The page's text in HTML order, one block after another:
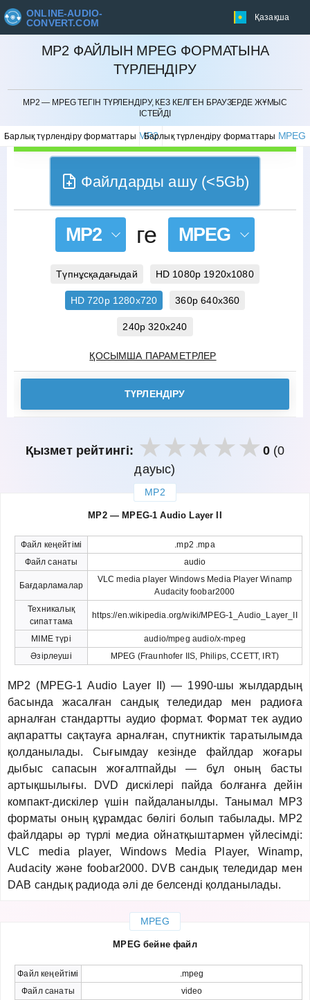
ONLINE-AUDIO-
CONVERT.COM
Қазақша
MP2 ФАЙЛЫН MPEG ФОРМАТЫНА
ТҮРЛЕНДІРУ
MP2 — MPEG ТЕГІН ТҮРЛЕНДІРУ, КЕЗ КЕЛГЕН БРАУЗЕРДЕ ЖҰМЫС
ІСТЕЙДІ
Барлық түрлендіру форматтары MP2
Барлық түрлендіру форматтары MPEG
Файлдарды ашу (<5Gb)
MP2 ге MPEG
Түпнұсқадағыдай HD 1080p 1920x1080
HD 720p 1280x720 360p 640x360
240p 320x240
ҚОСЫМША ПАРАМЕТРЛЕР
ТҮРЛЕНДІРУ
Қызмет рейтингі: 0(0
дауыс)
MP2
MP2 — MPEG-1 Audio Layer II
Файл кеңейтімі
.mp2 .mpa
Файл санаты
audio
Бағдарламалар
VLC media player Windows Media Player Winamp
Audacity foobar2000
Техникалық
сипаттама
https://en.wikipedia.org/wiki/MPEG-1_Audio_Layer_II
MIME түрі
audio/mpeg audio/x-mpeg
Әзірлеуші
MPEG (Fraunhofer IIS, Philips, CCETT, IRT)
MP2 (MPEG-1 Audio Layer II) — 1990-шы жылдардың
басында жасалған сандық теледидар мен радиоға
арналған стандартты аудио формат. Формат тек аудио
ақпаратты сақтауға арналған, спутниктік таратылымда
қолданылады. Сығымдау кезінде файлдар жоғары
дыбыс сапасын жоғалтпайды — бұл оның басты
артықшылығы. DVD дискілері пайда болғанға дейін
компакт-дискілер үшін пайдаланылды. Танымал MP3
форматы оның құрамдас бөлігі болып табылады. MP2
файлдары әр түрлі медиа ойнатқыштармен үйлесімді:
VLC media player, Windows Media Player, Winamp,
Audacity және foobar2000. DVB сандық теледидар мен
DAB сандық радиода әлі де белсенді қолданылады.
MPEG
MPEG бейне файл
Файл кеңейтімі
.mpeg
Файл санаты
video